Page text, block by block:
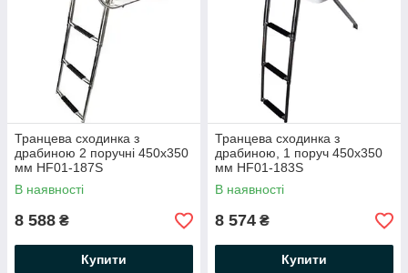
Транцева сходинка з
драбиною 2 поручні 450х350
мм HF01-187S
В наявності
8 588 ₴
Купити
Транцева сходинка з
драбиною, 1 поруч 450х350
мм HF01-183S
В наявності
8 574 ₴
Купити